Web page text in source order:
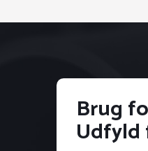
Brug
Udfyld